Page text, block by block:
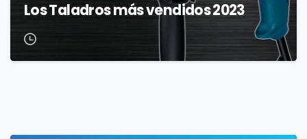
Los Taladros más vendidos 2023